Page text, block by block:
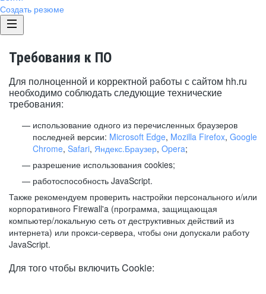
Создать резюме
Требования к ПО
Для полноценной и корректной работы с сайтом hh.ru
необходимо соблюдать следующие технические
требования:
использование одного из перечисленных браузеров
последней версии: Microsoft Edge, Mozilla Firefox, Google
Chrome, Safari, Яндекс.Браузер, Opera;
разрешение использования cookies;
работоспособность JavaScript.
Также рекомендуем проверить настройки персонального и/или
корпоративного Firewall'a (программа, защищающая
компьютер/локальную сеть от деструктивных действий из
интернета) или прокси-сервера, чтобы они допускали работу
JavaScript.
Для того чтобы включить Cookie: